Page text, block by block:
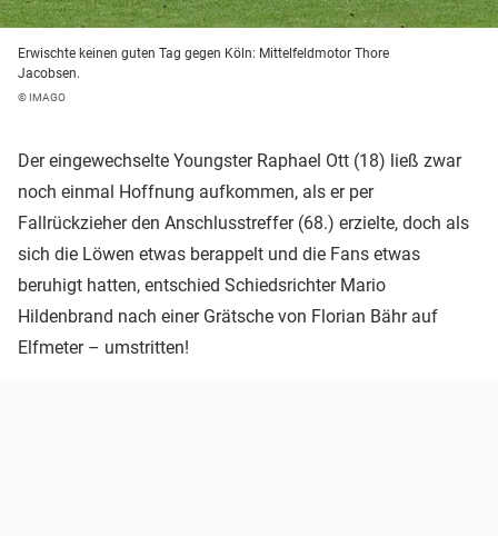
Erwischte keinen guten Tag gegen Köln: Mittelfeldmotor Thore
Jacobsen.
© IMAGO
Der eingewechselte Youngster Raphael Ott (18) ließ zwar
noch einmal Hoffnung aufkommen, als er per
Fallrückzieher den Anschlusstreffer (68.) erzielte, doch als
sich die Löwen etwas berappelt und die Fans etwas
beruhigt hatten, entschied Schiedsrichter Mario
Hildenbrand nach einer Grätsche von Florian Bähr auf
Elfmeter – umstritten!